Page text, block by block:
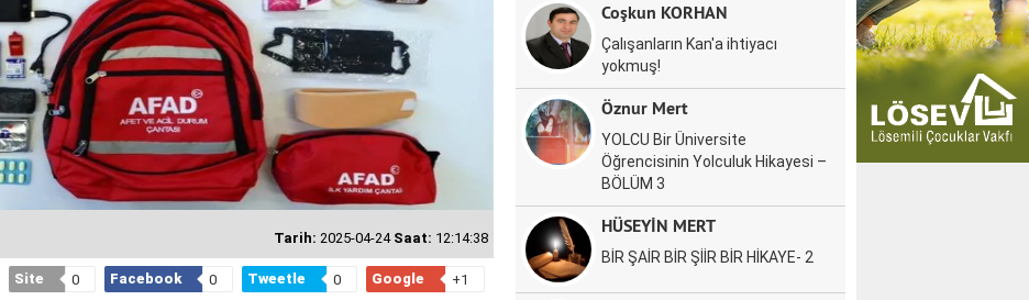
Tarih: 2025-04-24 Saat: 12:14:38
Site 0 Facebook 0 Tweetle 0 Google +1
Coşkun KORHAN
Çalışanların Kan'a ihtiyacı
yokmuş!
Öznur Mert
YOLCU Bir Üniversite
Öğrencisinin Yolculuk Hikayesi –
BÖLÜM 3
HÜSEYİN MERT
BİR ŞAİR BİR ŞİİR BİR HİKAYE- 2